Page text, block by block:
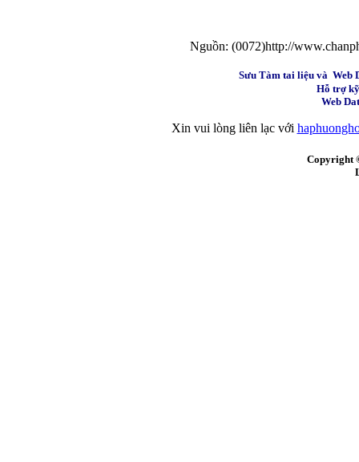
Nguồn: (0072)http://
Sưu Tàm tai liệu và Web
Hỗ trợ
Web
Xin vui lòng liên lạc với
Copyright